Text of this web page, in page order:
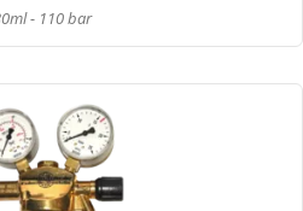
- 110 bar